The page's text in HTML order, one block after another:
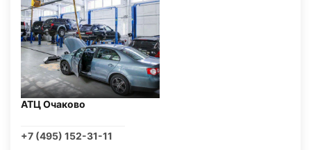
АТЦ Очаково
+7 (495) 152-31-11